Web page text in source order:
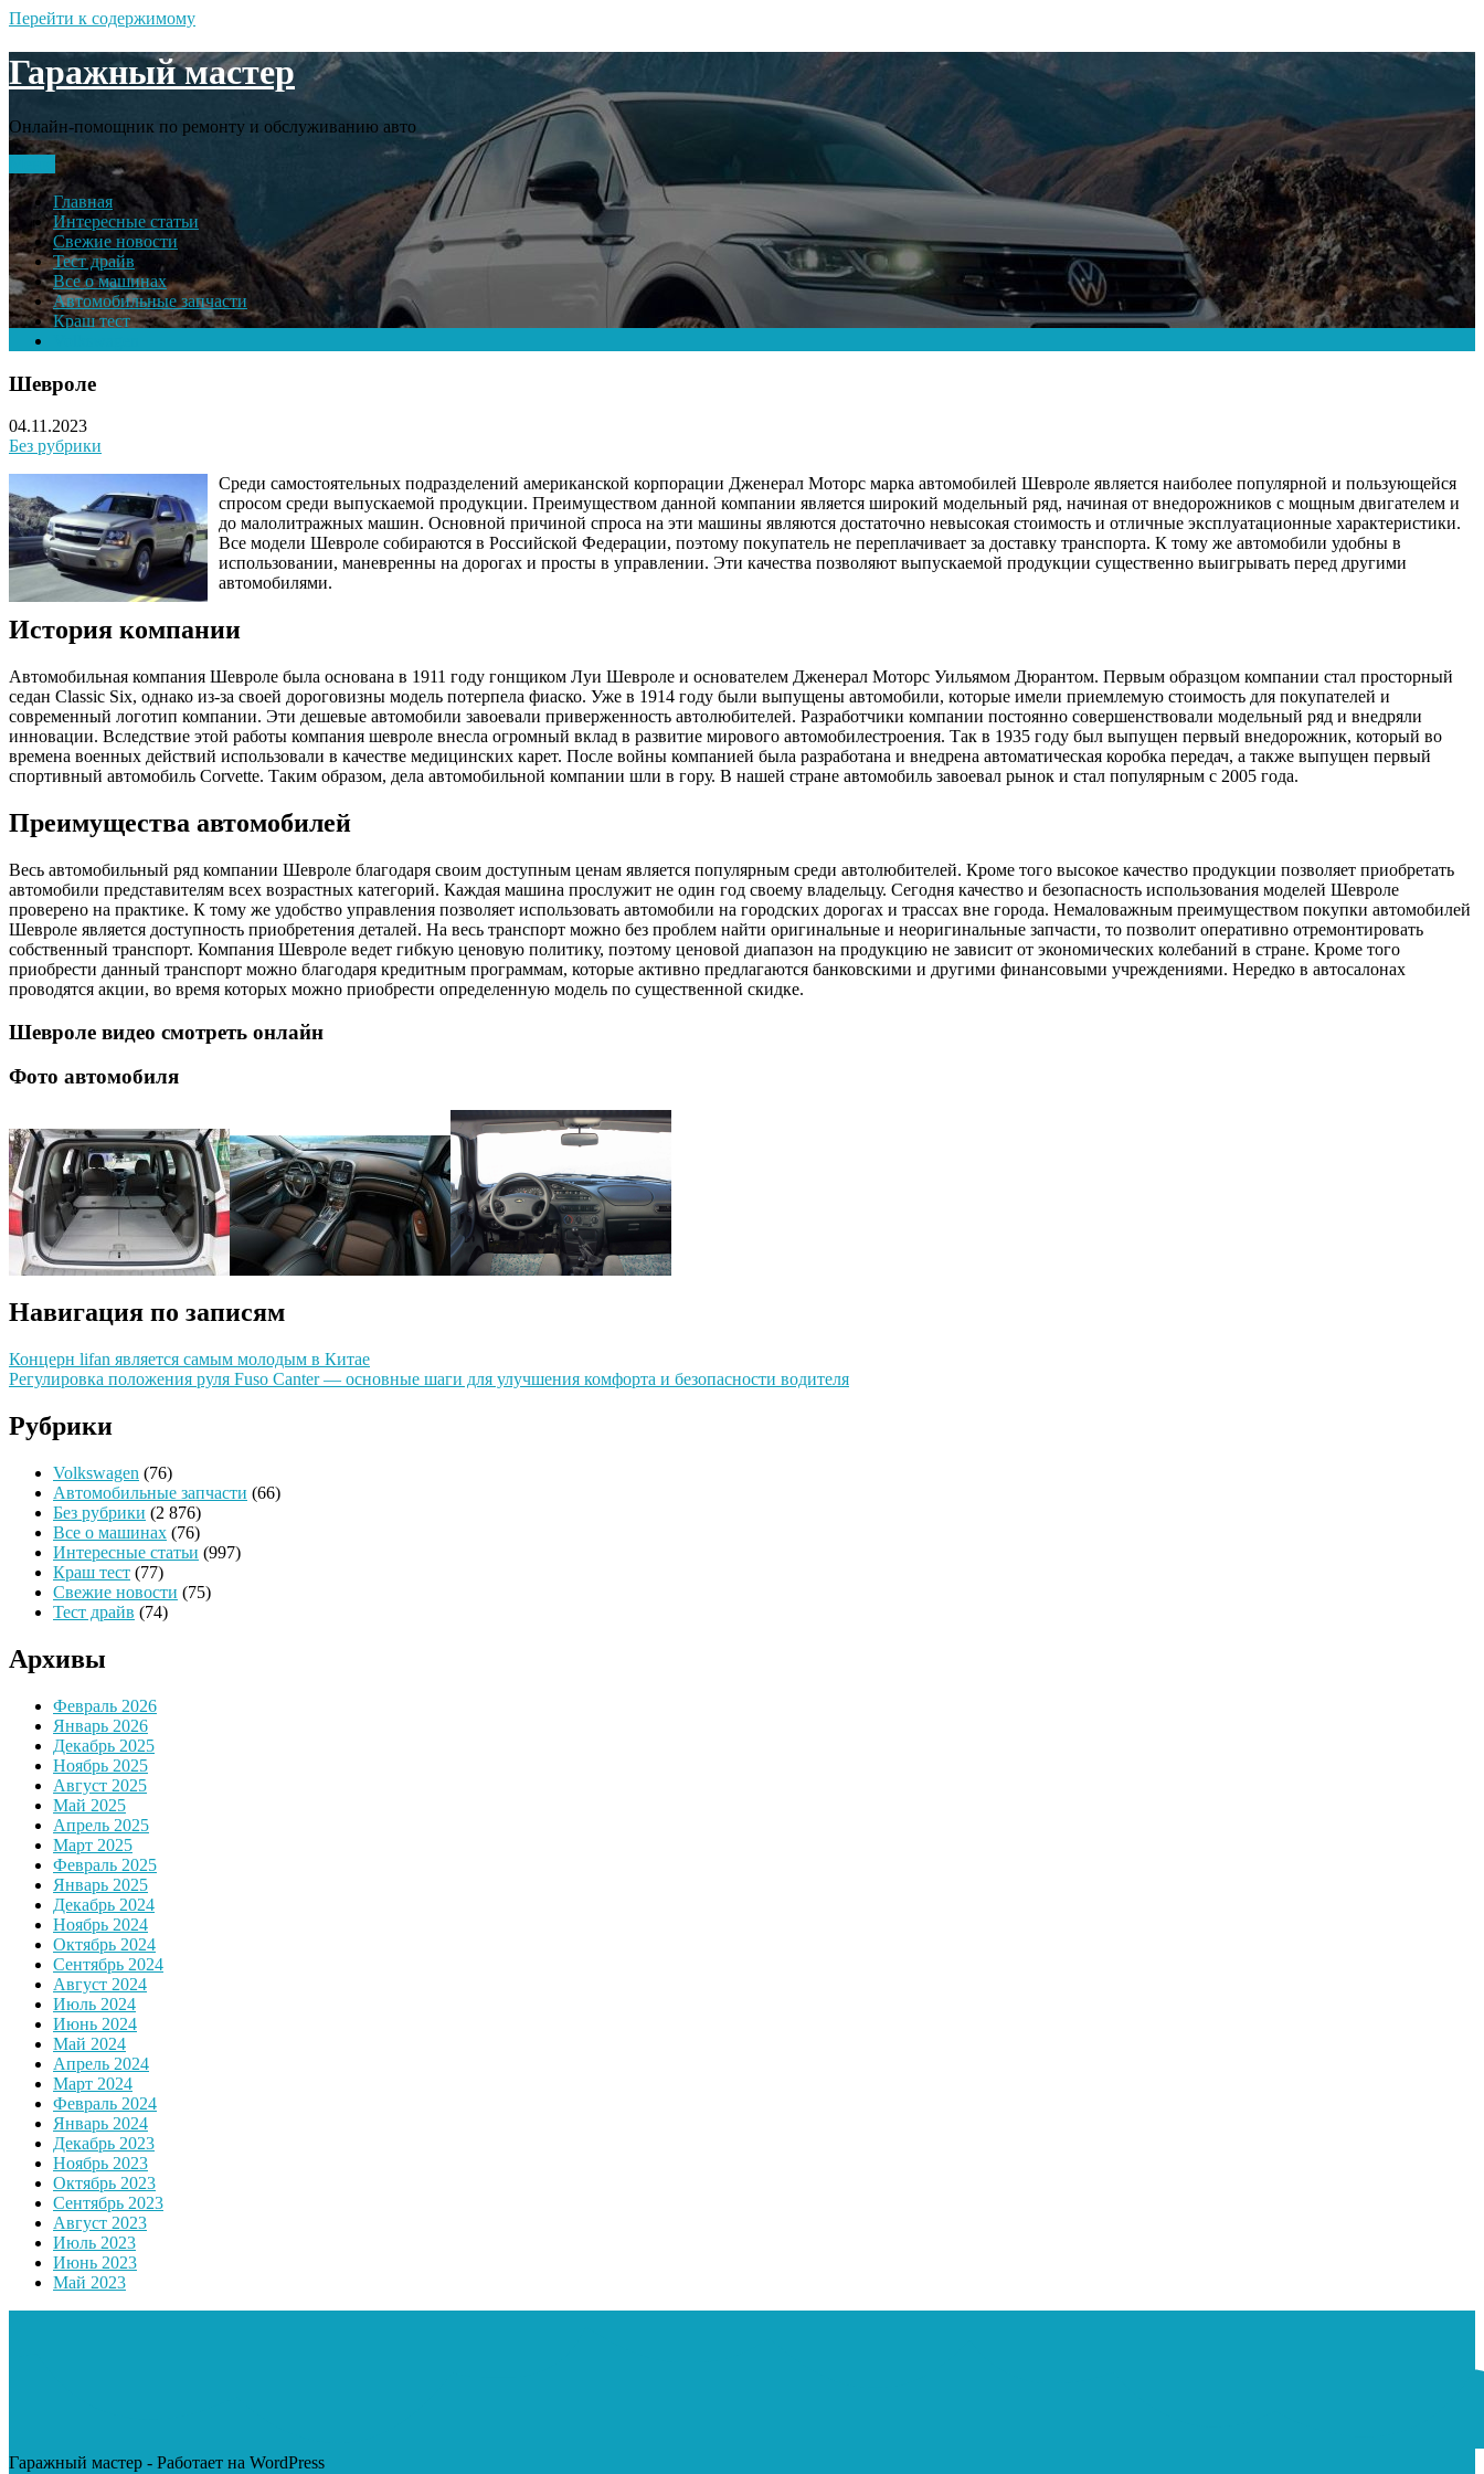
Перейти к содержимому
Гаражный мастер
Онлайн-помощник по ремонту и обслуживанию авто
Главная
Интересные статьи
Свежие новости
Тест драйв
Все о машинах
Автомобильные запчасти
Краш тест
Шевроле
04.11.2023
Без рубрики
Среди самостоятельных подразделений американской корпорации Дженерал Моторс марка автомобилей Шевроле является наиболее популярной и пользующейся
спросом среди выпускаемой продукции. Преимуществом данной компании является широкий модельный ряд, начиная от внедорожников с мощным двигателем и
до малолитражных машин. Основной причиной спроса на эти машины являются достаточно невысокая стоимость и отличные эксплуатационные характеристики.
Все модели Шевроле собираются в Российской Федерации, поэтому покупатель не переплачивает за доставку транспорта. К тому же автомобили удобны в
использовании, маневренны на дорогах и просты в управлении. Эти качества позволяют выпускаемой продукции существенно выигрывать перед другими
автомобилями.
История компании
Автомобильная компания Шевроле была основана в 1911 году гонщиком Луи Шевроле и основателем Дженерал Моторс Уильямом Дюрантом. Первым образцом компании стал просторный
седан Classic Six, однако из-за своей дороговизны модель потерпела фиаско. Уже в 1914 году были выпущены автомобили, которые имели приемлемую стоимость для покупателей и
современный логотип компании. Эти дешевые автомобили завоевали приверженность автолюбителей. Разработчики компании постоянно совершенствовали модельный ряд и внедряли
инновации. Вследствие этой работы компания шевроле внесла огромный вклад в развитие мирового автомобилестроения. Так в 1935 году был выпущен первый внедорожник, который во
времена военных действий использовали в качестве медицинских карет. После войны компанией была разработана и внедрена автоматическая коробка передач, а также выпущен первый
спортивный автомобиль Corvette. Таким образом, дела автомобильной компании шли в гору. В нашей стране автомобиль завоевал рынок и стал популярным с 2005 года.
Преимущества автомобилей
Весь автомобильный ряд компании Шевроле благодаря своим доступным ценам является популярным среди автолюбителей. Кроме того высокое качество продукции позволяет приобретать
автомобили представителям всех возрастных категорий. Каждая машина прослужит не один год своему владельцу. Сегодня качество и безопасность использования моделей Шевроле
проверено на практике. К тому же удобство управления позволяет использовать автомобили на городских дорогах и трассах вне города. Немаловажным преимуществом покупки автомобилей
Шевроле является доступность приобретения деталей. На весь транспорт можно без проблем найти оригинальные и неоригинальные запчасти, то позволит оперативно отремонтировать
собственный транспорт. Компания Шевроле ведет гибкую ценовую политику, поэтому ценовой диапазон на продукцию не зависит от экономических колебаний в стране. Кроме того
приобрести данный транспорт можно благодаря кредитным программам, которые активно предлагаются банковскими и другими финансовыми учреждениями. Нередко в автосалонах
проводятся акции, во время которых можно приобрести определенную модель по существенной скидке.
Шевроле видео смотреть онлайн
Фото автомобиля
Навигация по записям
Концерн lifan является самым молодым в Китае
Регулировка положения руля Fuso Canter — основные шаги для улучшения комфорта и безопасности водителя
Рубрики
Volkswagen (76)
Автомобильные запчасти (66)
Без рубрики (2 876)
Все о машинах (76)
Интересные статьи (997)
Краш тест (77)
Свежие новости (75)
Тест драйв (74)
Архивы
Февраль 2026
Январь 2026
Декабрь 2025
Ноябрь 2025
Август 2025
Май 2025
Апрель 2025
Март 2025
Февраль 2025
Январь 2025
Декабрь 2024
Ноябрь 2024
Октябрь 2024
Сентябрь 2024
Август 2024
Июль 2024
Июнь 2024
Май 2024
Апрель 2024
Март 2024
Февраль 2024
Январь 2024
Декабрь 2023
Ноябрь 2023
Октябрь 2023
Сентябрь 2023
Август 2023
Июль 2023
Июнь 2023
Май 2023
Гаражный мастер - Работает на WordPress